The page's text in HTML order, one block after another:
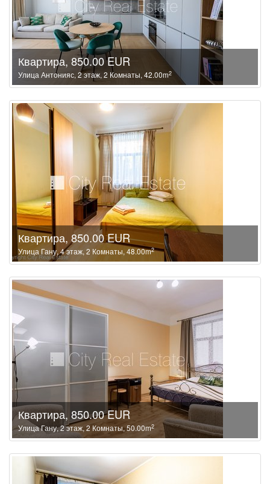
Квартира, 850.00 EUR
Улица Антонияс, 2 этаж, 2 Комнаты, 42.00m2
Квартира, 850.00 EUR
Улица Гану, 4 этаж, 2 Комнаты, 48.00m2
Квартира, 850.00 EUR
Улица Гану, 2 этаж, 2 Комнаты, 50.00m2